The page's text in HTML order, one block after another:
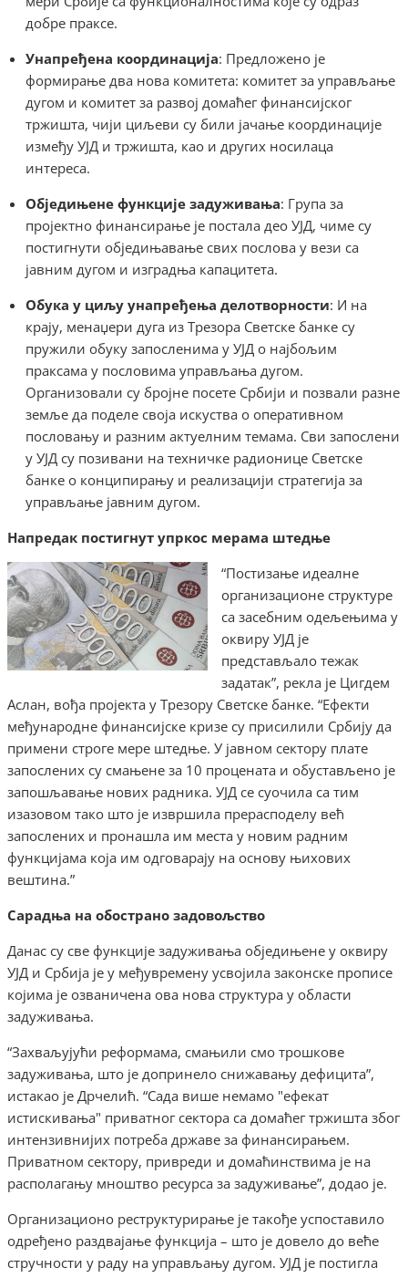
добре праксе.
Унапређена координација: Предложено је
формирање два нова комитета: комитет за управљање
дугом и комитет за развој домаћег финансијског
тржишта, чији циљеви су били јачање координације
између УЈД и тржишта, као и других носилаца
интереса.
Обједињене функције задуживања: Група за
пројектно финансирање је постала део УЈД, чиме су
постигнути обједињавање свих послова у вези са
јавним дугом и изградња капацитета.
Обука у циљу унапређења делотворности: И на
крају, менаџери дуга из Трезора Светске банке су
пружили обуку запосленима у УЈД о најбољим
праксама у пословима управљања дугом.
Организовали су бројне посете Србији и позвали разне
земље да поделе своја искуства о оперативном
пословању и разним актуелним темама. Сви запослени
у УЈД су позивани на техничке радионице Светске
банке о конципирању и реализацији стратегија за
управљање јавним дугом.
Напредак постигнут упркос мерама штедње
“Постизање идеалне
организационе структуре
са засебним одељењима у
оквиру УЈД је
представљало тежак
задатак”, рекла је Цигдем
Аслан, вођа пројекта у Трезору Светске банке. “Ефекти
међународне финансијске кризе су присилили Србију да
примени строге мере штедње. У јавном сектору плате
запослених су смањене за 10 процената и обустављено је
запошљавање нових радника. УЈД се суочила са тим
изазовом тако што је извршила прерасподелу већ
запослених и пронашла им места у новим радним
функцијама која им одговарају на основу њихових
вештина.”
Сарадња на обострано задовољство
Данас су све функције задуживања обједињене у оквиру
УЈД и Србија је у међувремену усвојила законске прописе
којима је озваничена ова нова структура у области
задуживања.
“Захваљујући реформама, смањили смо трошкове
задуживања, што је допринело снижавању дефицита”,
истакао је Дрчелић. “Сада више немамо "ефекат
истискивања" приватног сектора са домаћег тржишта због
интензивнијих потреба државе за финансирањем.
Приватном сектору, привреди и домаћинствима је на
располагању мноштво ресурса за задуживање”, додао је.
Организационо реструктурирање је такође успоставило
одређено раздвајање функција – што је довело до веће
стручности у раду на управљању дугом. УЈД је постигла